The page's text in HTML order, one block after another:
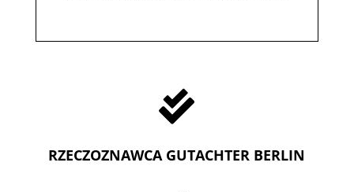

RZECZOZNAWCA GUTACHTER BERLIN